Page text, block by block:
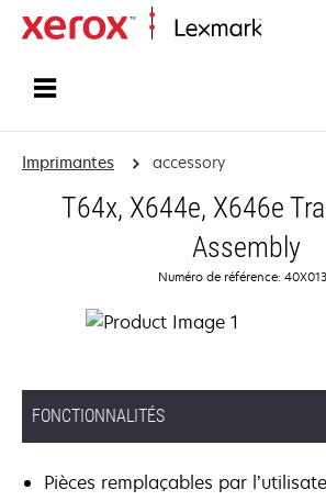
Imprimantes accessory
T64x, X644e, X646e
Assembly
Numéro de référence:
FONCTIONNALITÉS
Pièces remplaçables par